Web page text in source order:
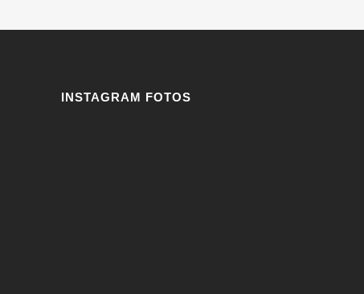
INSTAGRAM FOTOS